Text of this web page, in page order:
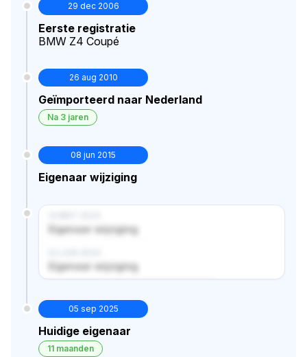
29 dec 2006
Eerste registratie
BMW Z4 Coupé
26 aug 2010
Geïmporteerd naar Nederland
Na 3 jaren
08 jun 2015
Eigenaar wijziging
Eigenaar wijziging
Eigenaar wijziging
05 sep 2025
Huidige eigenaar
11 maanden